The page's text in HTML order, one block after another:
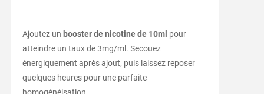
Ajoutez un booster de nicotine de 10ml pour
atteindre un taux de 3mg/ml. Secouez
énergiquement après ajout, puis laissez reposer
quelques heures pour une parfaite